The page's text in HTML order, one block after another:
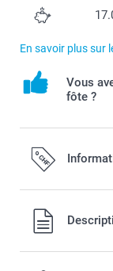
En savoir plus sur
Vous
fôte ?
Tous les prix
hors frais de port.